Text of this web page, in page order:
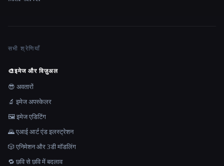
सभी श्रेणियाँ
🎨इमेज और विज़ुअल
😎 अवतारों
🔬 इमेज अपस्केलर
🖼️ इमेज एडिटिंग
🌄 एआई आर्ट एंड इलस्ट्रेशन
🎲 एनिमेशन और 3डी मॉडलिंग
🔁 छवि से छवि में बदलाव